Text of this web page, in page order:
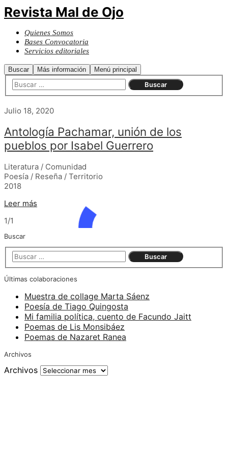
Revista Mal de Ojo
Quienes Somos
Bases Convocatoria
Servicios editoriales
Buscar Más información Menú principal
Julio 18, 2020
Antología Pachamar, unión de los
pueblos por Isabel Guerrero
Literatura / Comunidad
Poesía / Reseña / Territorio
2018
Leer más
1/1
Buscar
Últimas colaboraciones
Muestra de collage Marta Sáenz
Poesía de Tiago Quingosta
Mi familia política, cuento de Facundo Jaitt
Poemas de Lis Monsibáez
Poemas de Nazaret Ranea
Archivos
Archivos